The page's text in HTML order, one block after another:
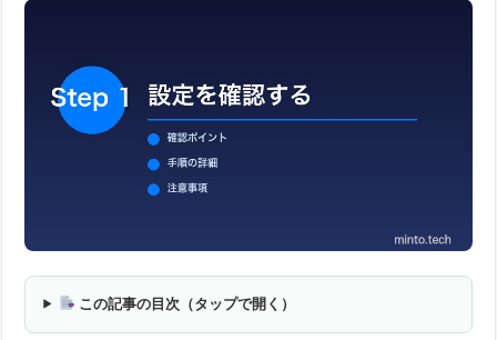
この記事の目次（タップで開く）